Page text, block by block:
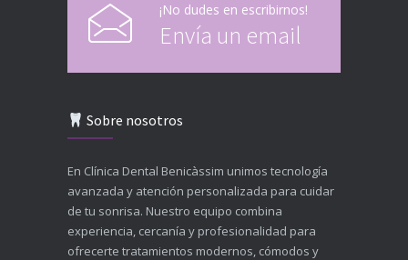
¡No dudes en escribirnos!
Envía un email
Sobre nosotros
En Clínica Dental Benicàssim unimos tecnología
avanzada y atención personalizada para cuidar
de tu sonrisa. Nuestro equipo combina
experiencia, cercanía y profesionalidad para
ofrecerte tratamientos modernos, cómodos y